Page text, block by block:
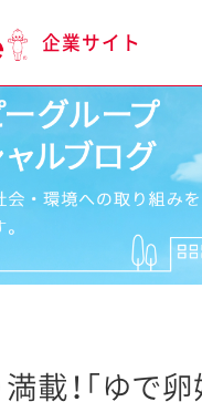
企業サイト
載！「ゆで